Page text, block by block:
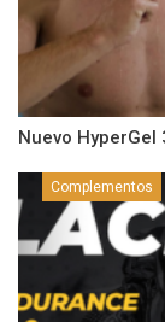
Nuevo
Complementos